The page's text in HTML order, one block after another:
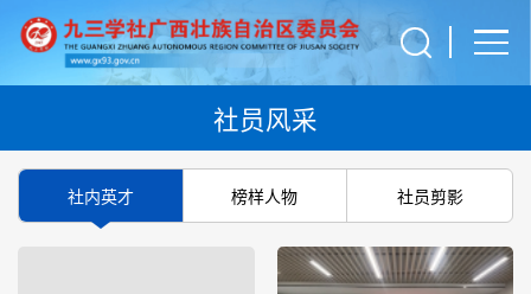
社员风采
社内英才 榜样人物 社员剪影